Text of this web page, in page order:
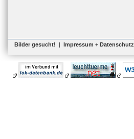
Bilder gesucht! | Impressum + Datenschutz